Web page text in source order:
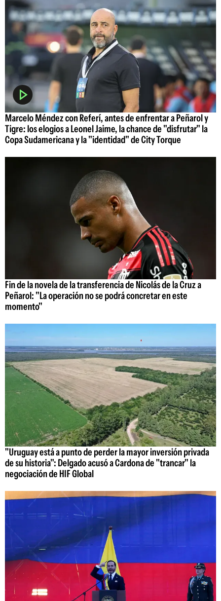
Marcelo Méndez con Referí, antes de enfrentar a Peñarol y
Tigre: los elogios a Leonel Jaime, la chance de "disfrutar" la
Copa Sudamericana y la "identidad" de City Torque
Fin de la novela de la transferencia de Nicolás de la Cruz a
Peñarol: "La operación no se podrá concretar en este
momento"
"Uruguay está a punto de perder la mayor inversión privada
de su historia": Delgado acusó a Cardona de "trancar" la
negociación de HIF Global